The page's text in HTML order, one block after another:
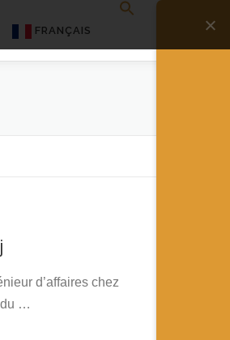
FRANÇAIS
d’affaires chez
du …